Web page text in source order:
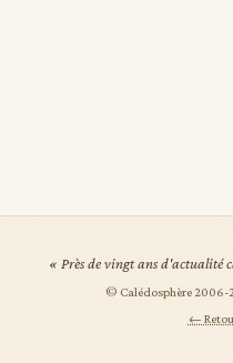
« Près de vingt ans d'actualité
© Calédosphère 2006-
←